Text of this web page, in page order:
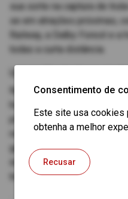
sua sorte na captura de
se em atrações próximas,
Railway, a Dalby Forest e
todas a curta distância.
Na Barker Stakes Farm,
planejando uma fuga
retiro tranquilo, nossa
garantir que sua estadia
inesquecível. Descubra o
tranquilidade e emoção no
Consentimento de
Este site usa cookies
obtenha a melhor
Recusar